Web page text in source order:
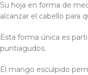
Su hoja en forma de
alcanzar el cabello para
Esta forma única es
puntiagudos.
El mango esculpido